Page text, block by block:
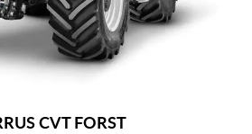
CVT FORST